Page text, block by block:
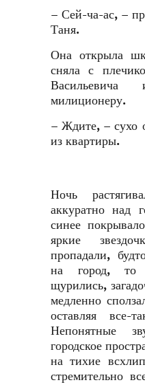
– Сей-ча-ас, –
Таня.
Она открыла
сняла с
милиционеру.
– Ждите, – сухо
из квартиры.
Ночь
аккуратно над
синее
яркие
пропадали,
на город, то
щурились,
медленно
оставляя все-
Непонятные
городское
на тихие
стремительно